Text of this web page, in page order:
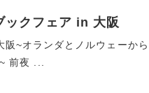
ックフェア in 大阪
~オランダとノルウェーか
前夜 ...